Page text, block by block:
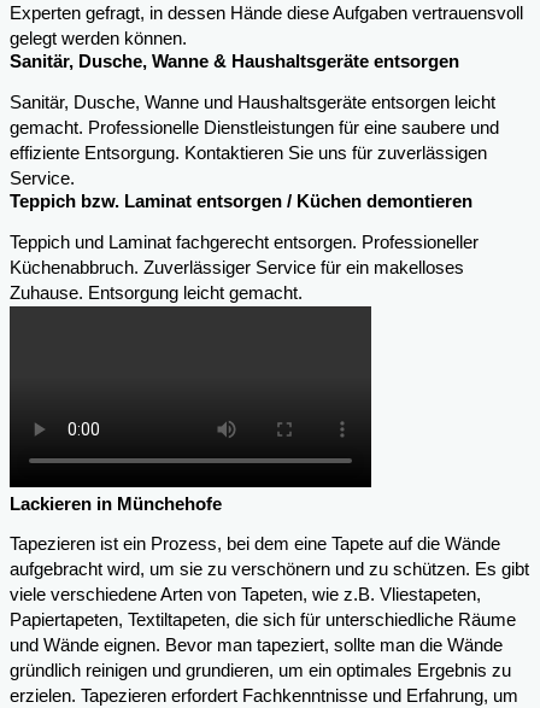
Experten gefragt, in dessen Hände diese Aufgaben vertrauensvoll
gelegt werden können.
Sanitär, Dusche, Wanne & Haushaltsgeräte entsorgen
Sanitär, Dusche, Wanne und Haushaltsgeräte entsorgen leicht
gemacht. Professionelle Dienstleistungen für eine saubere und
effiziente Entsorgung. Kontaktieren Sie uns für zuverlässigen
Service.
Teppich bzw. Laminat entsorgen / Küchen demontieren
Teppich und Laminat fachgerecht entsorgen. Professioneller
Küchenabbruch. Zuverlässiger Service für ein makelloses
Zuhause. Entsorgung leicht gemacht.
Lackieren in Münchehofe
Tapezieren ist ein Prozess, bei dem eine Tapete auf die Wände
aufgebracht wird, um sie zu verschönern und zu schützen. Es gibt
viele verschiedene Arten von Tapeten, wie z.B. Vliestapeten,
Papiertapeten, Textiltapeten, die sich für unterschiedliche Räume
und Wände eignen. Bevor man tapeziert, sollte man die Wände
gründlich reinigen und grundieren, um ein optimales Ergebnis zu
erzielen. Tapezieren erfordert Fachkenntnisse und Erfahrung, um